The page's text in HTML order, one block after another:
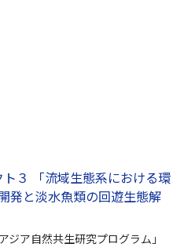
３ 「流域生態系における環
発と淡水魚類の回遊生態解
ジア自然共生研究プログラム」